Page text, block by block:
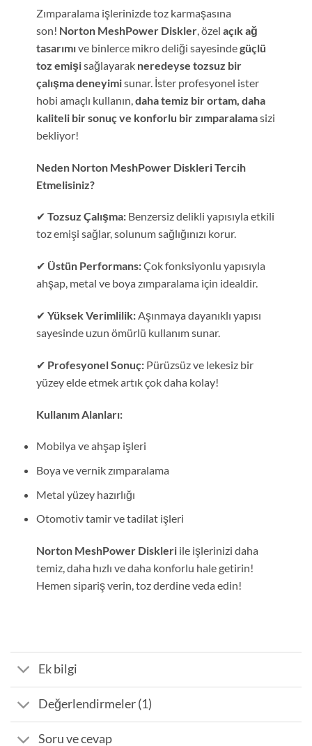
Zımparalama işlerinizde toz karmaşasına
son! Norton MeshPower Diskler, özel açık ağ
tasarımıve binlerce mikro deliği sayesindegüçlü
toz emişisağlayarak neredeyse tozsuz bir
çalışma deneyimisunar. İster profesyonel ister
hobi amaçlı kullanın, daha temiz bir ortam, daha
kaliteli bir sonuç ve konforlu bir zımparalamasizi
bekliyor!
Neden Norton MeshPower Diskleri Tercih
Etmelisiniz?
✔ Tozsuz Çalışma:Benzersiz delikli yapısıyla etkili
toz emişi sağlar, solunum sağlığınızı korur.
✔ Üstün Performans:Çok fonksiyonlu yapısıyla
ahşap, metal ve boya zımparalama için idealdir.
✔ Yüksek Verimlilik:Aşınmaya dayanıklı yapısı
sayesinde uzun ömürlü kullanım sunar.
✔ Profesyonel Sonuç:Pürüzsüz ve lekesiz bir
yüzey elde etmek artık çok daha kolay!
Kullanım Alanları:
Mobilya ve ahşap işleri
Boya ve vernik zımparalama
Metal yüzey hazırlığı
Otomotiv tamir ve tadilat işleri
Norton MeshPower Diskleriile işlerinizi daha
temiz, daha hızlı ve daha konforlu hale getirin!
Hemen sipariş verin, toz derdine veda edin!
Ek bilgi
Değerlendirmeler (1)
Soru ve cevap